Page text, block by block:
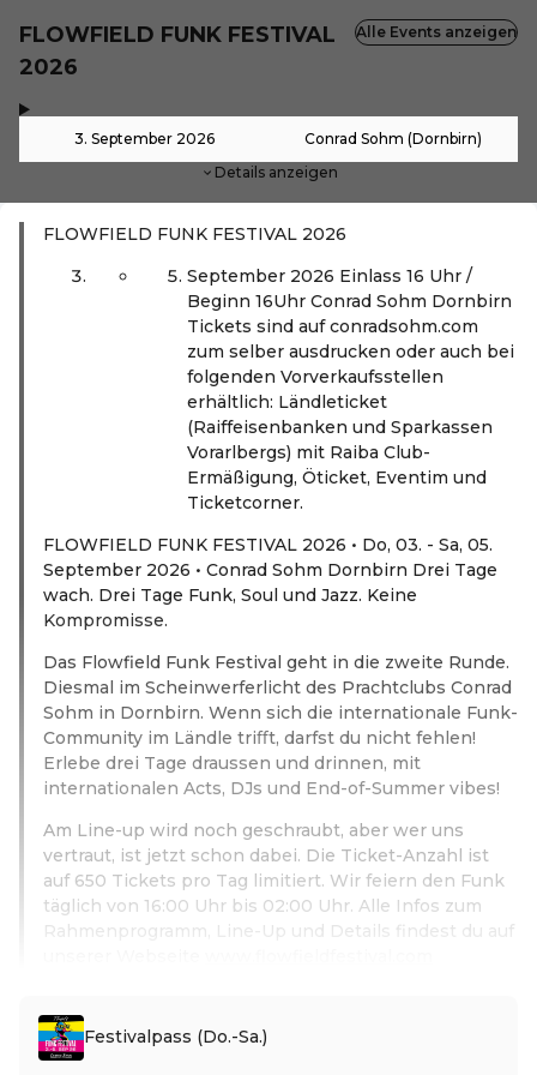
FLOWFIELD FUNK FESTIVAL
2026
3. September 2026 Conrad Sohm (Dornbirn)
Details anzeigen
Alle Events anzeigen
FLOWFIELD FUNK FESTIVAL 2026
September 2026 Einlass 16 Uhr /
Beginn 16Uhr Conrad Sohm Dornbirn
Tickets sind auf conradsohm.com
zum selber ausdrucken oder auch bei
folgenden Vorverkaufsstellen
erhältlich: Ländleticket
(Raiffeisenbanken und Sparkassen
Vorarlbergs) mit Raiba Club-
Ermäßigung, Öticket, Eventim und
Ticketcorner.
FLOWFIELD FUNK FESTIVAL 2026 • Do, 03. - Sa, 05.
September 2026 • Conrad Sohm Dornbirn Drei Tage
wach. Drei Tage Funk, Soul und Jazz. Keine
Kompromisse.
Das Flowfield Funk Festival geht in die zweite Runde.
Diesmal im Scheinwerferlicht des Prachtclubs Conrad
Sohm in Dornbirn. Wenn sich die internationale Funk-
Community im Ländle triﬀt, darfst du nicht fehlen!
Erlebe drei Tage draussen und drinnen, mit
internationalen Acts, DJs und End-of-Summer vibes!
Am Line-up wird noch geschraubt, aber wer uns
vertraut, ist jetzt schon dabei. Die Ticket-Anzahl ist
auf 650 Tickets pro Tag limitiert. Wir feiern den Funk
täglich von 16:00 Uhr bis 02:00 Uhr. Alle Infos zum
Rahmenprogramm, Line-Up und Details findest du auf
Festivalpass (Do.-Sa.)